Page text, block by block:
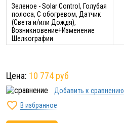
Зеленое - Solar Control, Голубая
полоса, С обогревом, Датчик
(Света и/или Дождя),
Возникновение+Изменение
Шелкографии
Цена: 10 774 руб
Добавить к сравнению
 В избранное